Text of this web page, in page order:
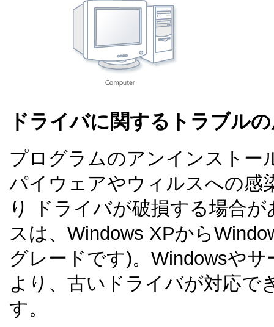
ドライバに関するトラブル
プログラムのアンインストー
パイウェアやウィルスへの感
り ドライバが破損する場合
スは、Windows XPから
グレードです)。Windowsや
より、古いドライバが対応で
す。